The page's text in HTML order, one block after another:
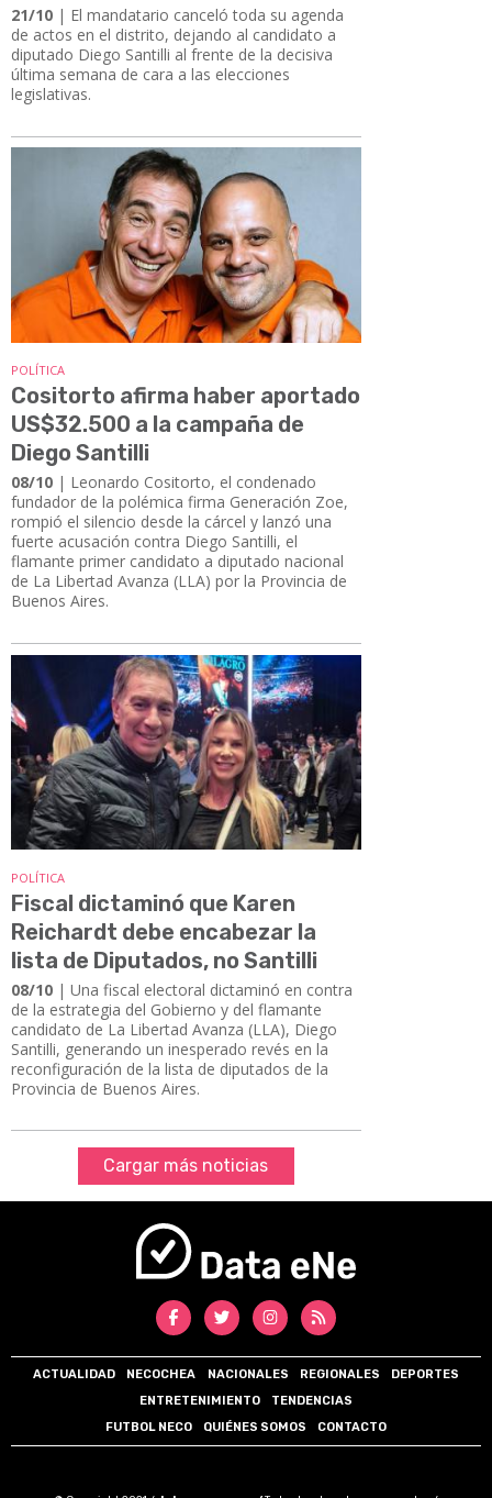
21/10 | El mandatario canceló toda su agenda
de actos en el distrito, dejando al candidato a
diputado Diego Santilli al frente de la decisiva
última semana de cara a las elecciones
legislativas.
POLÍTICA
Cositorto afirma haber aportado
US$32.500 a la campaña de
Diego Santilli
08/10 | Leonardo Cositorto, el condenado
fundador de la polémica firma Generación Zoe,
rompió el silencio desde la cárcel y lanzó una
fuerte acusación contra Diego Santilli, el
flamante primer candidato a diputado nacional
de La Libertad Avanza (LLA) por la Provincia de
Buenos Aires.
POLÍTICA
Fiscal dictaminó que Karen
Reichardt debe encabezar la
lista de Diputados, no Santilli
08/10 | Una fiscal electoral dictaminó en contra
de la estrategia del Gobierno y del flamante
candidato de La Libertad Avanza (LLA), Diego
Santilli, generando un inesperado revés en la
reconfiguración de la lista de diputados de la
Provincia de Buenos Aires.
Cargar más noticias
ACTUALIDAD NECOCHEA NACIONALES REGIONALES
DEPORTES
ENTRETENIMIENTO
TENDENCIAS
FUTBOL NECO
QUIÉNES SOMOS CONTACTO